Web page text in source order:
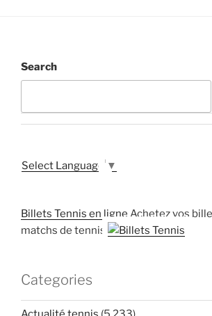
Search
Select Language ▼
Billets Tennis en ligne Achetez vos
matchs de tennis
Categories